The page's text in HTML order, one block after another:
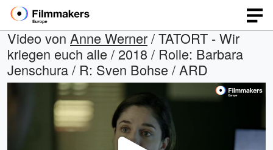
Video von Anne Werner/ TATORT - Wir
kriegen euch alle / 2018 / Rolle: Barbara
Jenschura / R: Sven Bohse / ARD